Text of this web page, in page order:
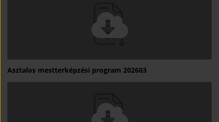
Asztalos mestterképzési program 202603